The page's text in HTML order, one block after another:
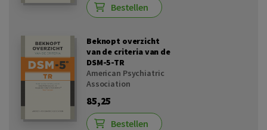
Bestellen
Beknopt overzicht
van de criteria van de
DSM-5-TR
American Psychiatric
Association
85,25
Bestellen